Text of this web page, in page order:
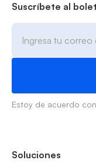
Suscríbete al
Estoy de acuerdo
Soluciones